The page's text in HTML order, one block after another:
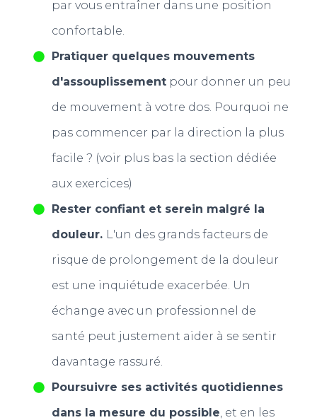
par vous entraîner dans une position
confortable.
Pratiquer quelques mouvements
d'assouplissementpour donner un peu
de mouvement à votre dos. Pourquoi ne
pas commencer par la direction la plus
facile ? (voir plus bas la section dédiée
aux exercices)
Rester confiant et serein malgré la
douleur. L'un des grands facteurs de
risque de prolongement de la douleur
est une inquiétude exacerbée. Un
échange avec un professionnel de
santé peut justement aider à se sentir
davantage rassuré.
Poursuivre ses activités quotidiennes
dans la mesure du possible, et en les